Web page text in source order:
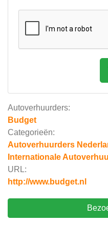
Autoverhuurders:
Budget
Categorieën:
Autoverhuurders
Internationale
URL:
http://www.budget.nl